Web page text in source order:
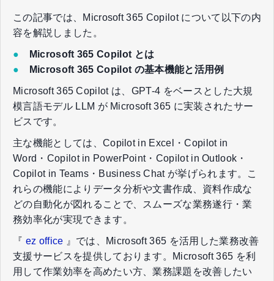
この記事では、Microsoft 365 Copilot について以下の内
容を解説しました。
● Microsoft 365 Copilot とは
● Microsoft 365 Copilot の基本機能と活用例
Microsoft 365 Copilot は、GPT-4 をベースとした大規
模言語モデル LLM が Microsoft 365 に実装されたサー
ビスです。
主な機能としては、Copilot in Excel・Copilot in
Word・Copilot in PowerPoint・Copilot in Outlook・
Copilot in Teams・Business Chat が挙げられます。こ
れらの機能によりデータ分析や文書作成、資料作成な
どの自動化が図れることで、スムーズな業務遂行・業
務効率化が実現できます。
『 ez office 』では、Microsoft 365 を活用した業務改善
支援サービスを提供しております。Microsoft 365 を利
用して作業効率を高めたい方、業務課題を改善したい